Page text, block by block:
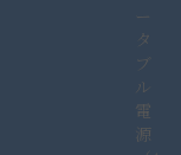
ー
タ
ブ
ル
電
源